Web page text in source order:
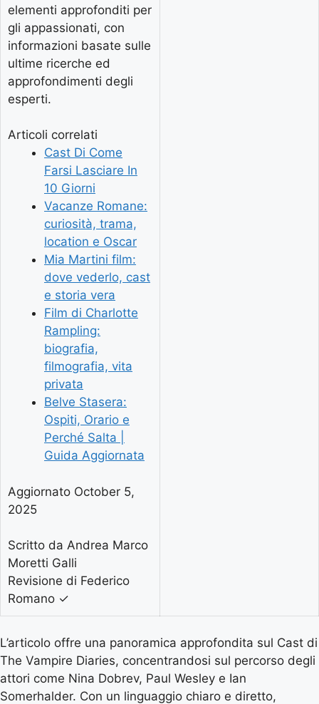
elementi approfonditi per
gli appassionati, con
informazioni basate sulle
ultime ricerche ed
approfondimenti degli
esperti.
Articoli correlati
Cast Di Come
Farsi Lasciare In
10 Giorni
Vacanze Romane:
curiosità, trama,
location e Oscar
Mia Martini film:
dove vederlo, cast
e storia vera
Film di Charlotte
Rampling:
biografia,
filmografia, vita
privata
Belve Stasera:
Ospiti, Orario e
Perché Salta |
Guida Aggiornata
Aggiornato October 5,
2025
Scritto da Andrea Marco
Moretti Galli
Revisione di Federico
Romano ✓
L’articolo offre una panoramica approfondita sul Cast di
The Vampire Diaries, concentrandosi sul percorso degli
attori come Nina Dobrev, Paul Wesley e Ian
Somerhalder. Con un linguaggio chiaro e diretto,